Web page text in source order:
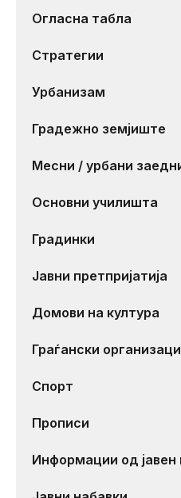
Огласна табла
Стратегии
Урбанизам
Градежно земјиште
Месни / урбани
Основни училишта
Градинки
Јавни претпријатија
Домови на култура
Граѓански
Спорт
Прописи
Информации од јавен